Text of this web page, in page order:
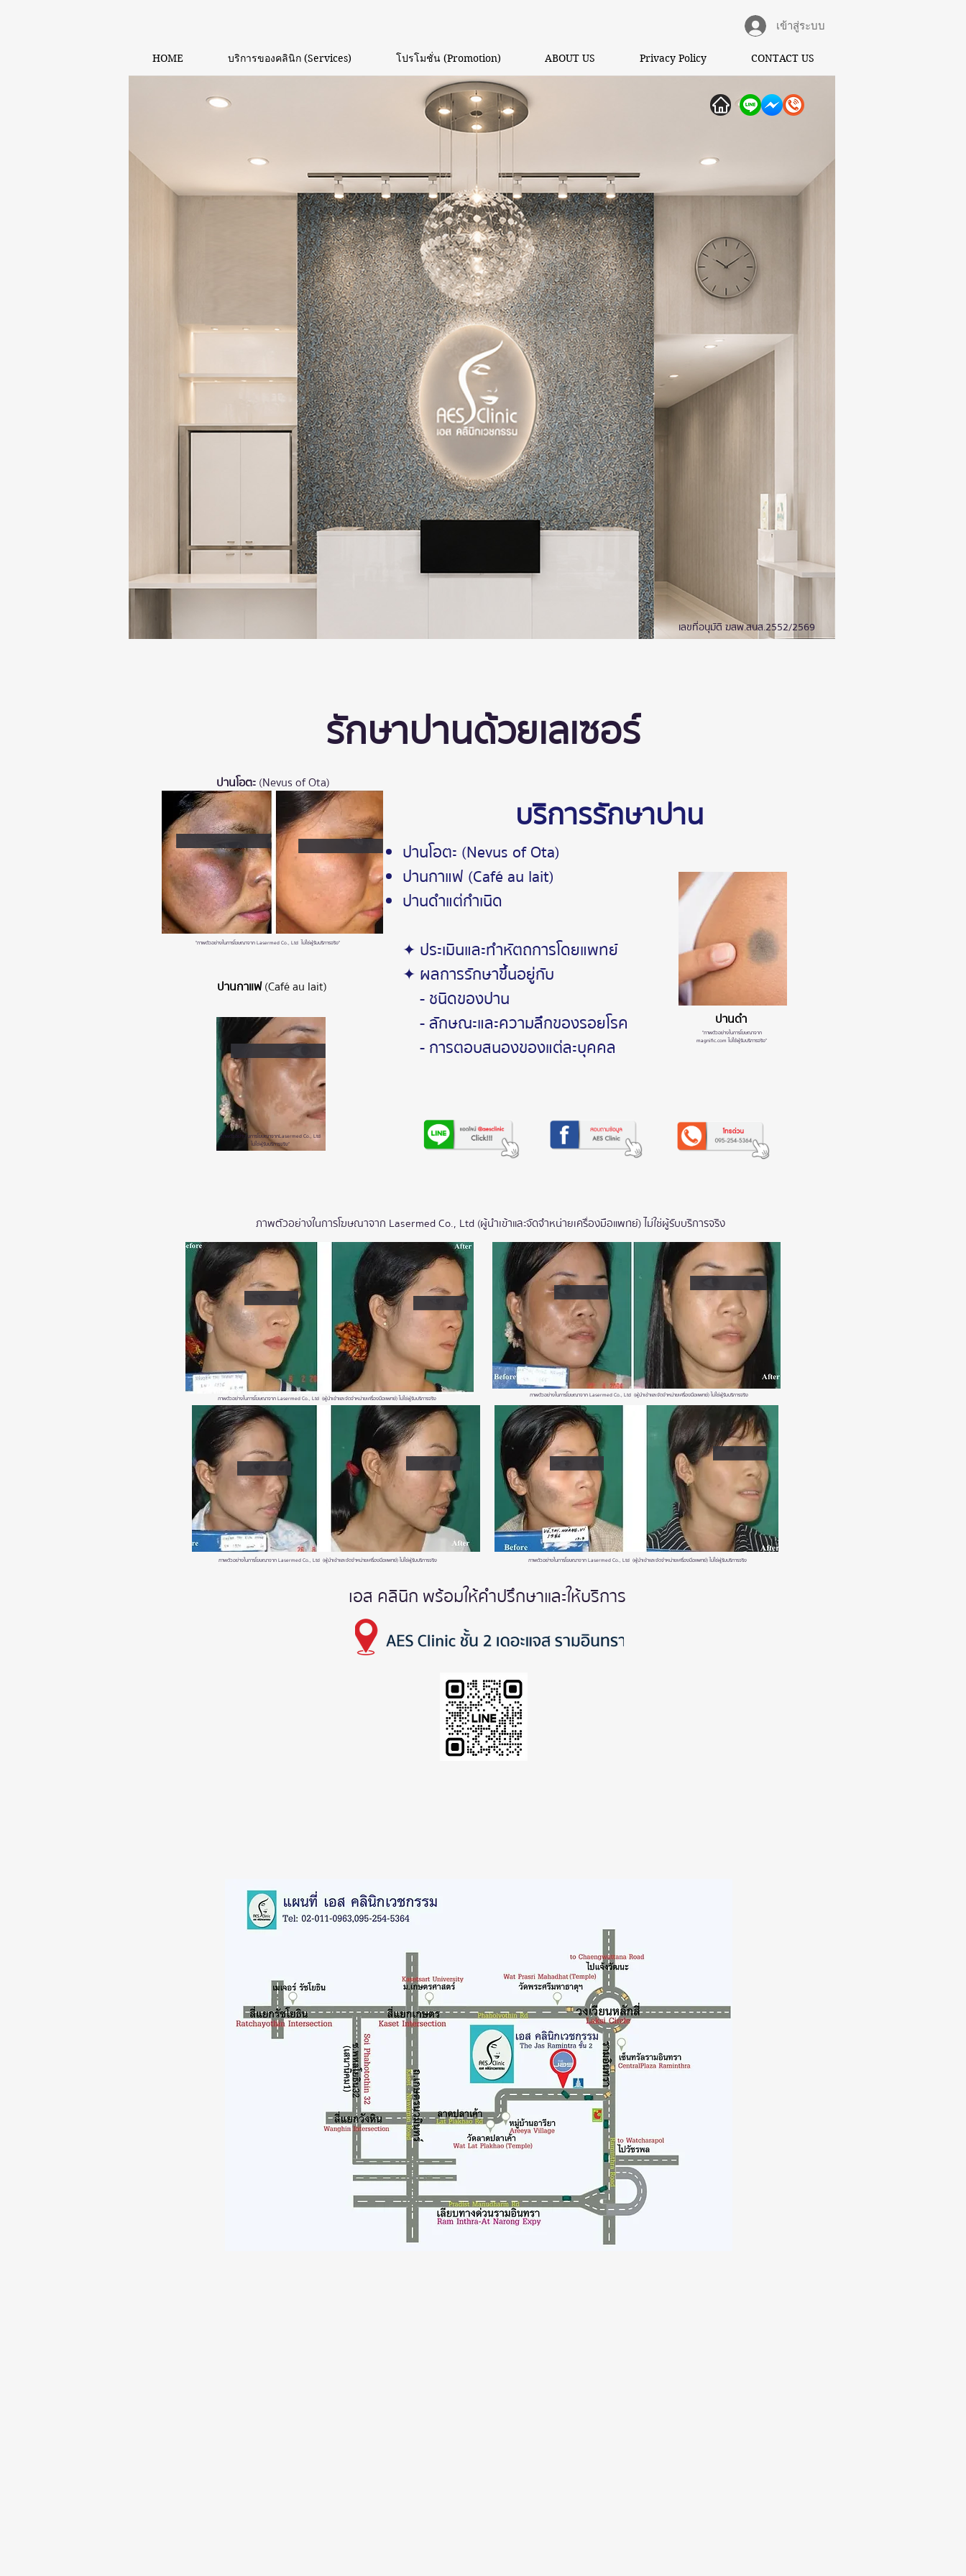
เข้าสู่ระบบ
HOME บริการของคลินิก (Services) โปรโมชั่น (Promotion) ABOUT US Privacy Policy CONTACT US
เลขที่อนุมัติ ฆสพ.สบส.2552/2569
รักษาปานด้วยเลเซอร์
บริการรักษาปาน
ปานโอตะ (Nevus of Ota)
ปานกาแฟ (Café au lait)
ปานดำแต่กำเนิด
✦ ประเมินและทำหัตถการโดยแพทย์
✦ ผลการรักษาขึ้นอยู่กับ
- ชนิดของปาน
- ลักษณะและความลึกของรอยโรค
- การตอบสนองของแต่ละบุคคล
ปานโอตะ(Nevus of Ota)
"ภาพตัวอย่างในการโฆษณาจาก Lasermed Co., Ltd ไม่ใช่ผู้รับบริการจริง"
ปานกาแฟ(Café au lait)
ปานดำ
"ภาพตัวอย่างในการโฆษณาจาก
magnific.com ไม่ใช้ผู้รับบริการจริง"
"ภาพตัวอย่างในการโฆษณาจากLasermed Co., Ltd
ไม่ใช่ผู้รับบริการจริง"
ภาพตัวอย่างในการโฆษณาจาก Lasermed Co., Ltd (ผู้นำเข้าและจัดจำหน่ายเครื่องมือแพทย์) ไม่ใช่ผู้รับบริการจริง
ภาพตัวอย่างในการโฆษณาจาก Lasermed Co., Ltd (ผู้นำเข้าและจัดจำหน่ายเครื่องมือแพทย์) ไม่ใช่ผู้รับบริการจริง
ภาพตัวอย่างในการโฆษณาจาก Lasermed Co., Ltd (ผู้นำเข้าและจัดจำหน่ายเครื่องมือแพทย์) ไม่ใช่ผู้รับบริการจริง
ภาพตัวอย่างในการโฆษณาจาก Lasermed Co., Ltd (ผู้นำเข้าและจัดจำหน่ายเครื่องมือแพทย์) ไม่ใช่ผู้รับบริการจริง
ภาพตัวอย่างในการโฆษณาจาก Lasermed Co., Ltd (ผู้นำเข้าและจัดจำหน่ายเครื่องมือแพทย์) ไม่ใช่ผู้รับบริการจริง
เอส คลินิก พร้อมให้คำปรึกษาและให้บริการ